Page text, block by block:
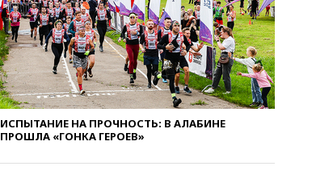
вчера, 20:45ПВО за день
сбила еще 75 украинских
беспилотников над Россией
вчера, 20:35Велосипедист
погиб при атаке FPV-дрона в
Белгородской области
вчера, 20:30Лидию Невзорову
заочно арестовали по делу о
ИСПЫТАНИЕ НА ПРОЧНОСТЬ: В АЛАБИНЕ
ПРОШЛА «ГОНКА ГЕРОЕВ»